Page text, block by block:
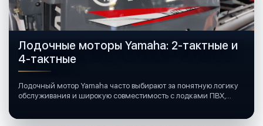
Лодочные моторы Yamaha: 2-тактные и
4-тактные
Лодочный мотор Yamaha часто выбирают за понятную логику
обслуживания и широкую совместимость с лодками ПВХ,